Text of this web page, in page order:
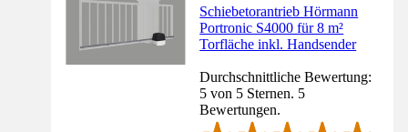
Schiebetorantrieb Hörmann
Portronic S4000 für 8 m²
Torfläche inkl. Handsender
Durchschnittliche Bewertung:
5 von 5 Sternen. 5
Bewertungen.